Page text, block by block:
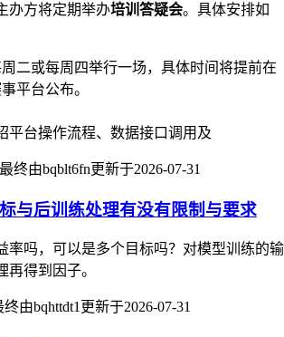
办方将定期举办培训答疑会。具体安排如
周二或每周四举行一场，具体时间将提前在
平台公布。
平台操作流程、数据接口调用及
终由bqblt6fn更新于2026-07-31
与后训练处理有没有限制与要求
率吗，可以是多个目标吗？对模型训练的输
再得到因子。
由bqhttdt1更新于2026-07-31